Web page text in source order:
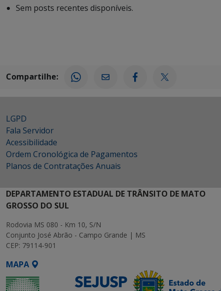
Sem posts recentes disponíveis.
Compartilhe:
LGPD
Fala Servidor
Acessibilidade
Ordem Cronológica de Pagamentos
Planos de Contratações Anuais
DEPARTAMENTO ESTADUAL DE TRÂNSITO DE MATO
GROSSO DO SUL
Rodovia MS 080 - Km 10, S/N
Conjunto José Abrão - Campo Grande | MS
CEP: 79114-901
MAPA